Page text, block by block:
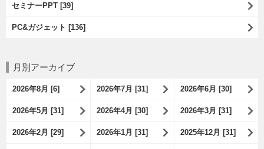
セミナーPPT [39]
PC&ガジェット [136]
月別アーカイブ
2026年8月 [6] 2026年7月 [31] 2026年6月 [30]
2026年5月 [31] 2026年4月 [30] 2026年3月 [31]
2026年2月 [29] 2026年1月 [31] 2025年12月 [31]